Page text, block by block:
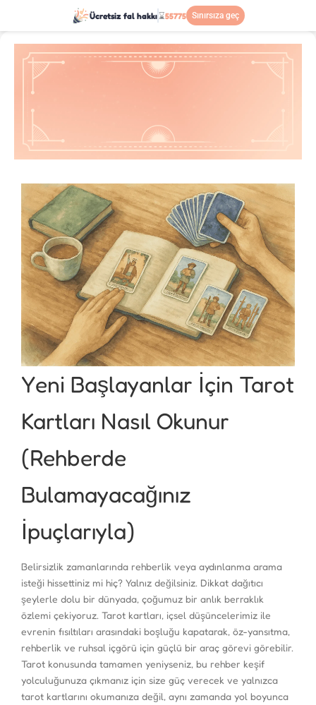
Ücretsiz fal hakkı⌛55775 Sınırsıza geç
Yeni Başlayanlar İçin Tarot
Kartları Nasıl Okunur
(Rehberde
Bulamayacağınız
İpuçlarıyla)
Belirsizlik zamanlarında rehberlik veya aydınlanma arama
isteği hissettiniz mi hiç? Yalnız değilsiniz. Dikkat dağıtıcı
şeylerle dolu bir dünyada, çoğumuz bir anlık berraklık
özlemi çekiyoruz. Tarot kartları, içsel düşüncelerimiz ile
evrenin fısıltıları arasındaki boşluğu kapatarak, öz-yansıtma,
rehberlik ve ruhsal içgörü için güçlü bir araç görevi görebilir.
Tarot konusunda tamamen yeniyseniz, bu rehber keşif
yolculuğunuza çıkmanız için size güç verecek ve yalnızca
tarot kartlarını okumanıza değil, aynı zamanda yol boyunca